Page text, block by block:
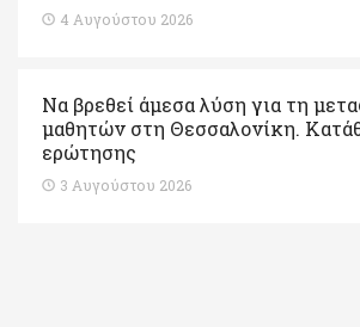
4 Αυγούστου 2026
Να βρεθεί άμεσα λύση για τη
μαθητών στη Θεσσαλονίκη.
ερώτησης
3 Αυγούστου 2026